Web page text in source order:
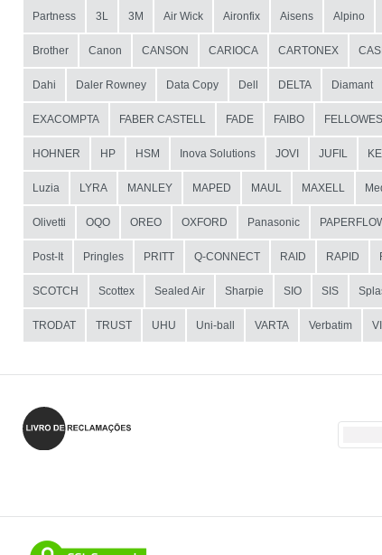
Partness 3L 3M Air Wick Aironfix Aisens Alpino
Brother Canon CANSON CARIOCA CARTONEX
Dahi Daler Rowney Data Copy Dell DELTA Diamant
EXACOMPTA FABER CASTELL FADE FAIBO FELLOWES
HOHNER HP HSM Inova Solutions JOVI JUFIL
Luzia LYRA MANLEY MAPED MAUL MAXELL
Olivetti OQO OREO OXFORD Panasonic
Post-It Pringles PRITT Q-CONNECT RAID RAPID
SCOTCH Scottex Sealed Air Sharpie SIO SIS
TRODAT TRUST UHU Uni-ball VARTA Verbatim